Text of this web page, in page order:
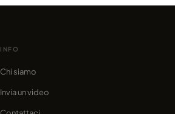
INFO
Chi siamo
Invia un video